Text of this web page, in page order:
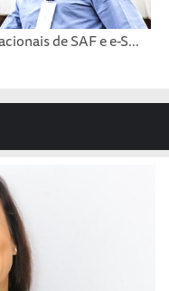
de SAF e e-S...